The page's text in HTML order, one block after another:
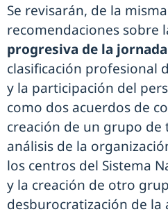
Se revisarán, de la
recomendaciones sobre
progresiva de la
clasificación profesional
y la participación del
como dos acuerdos de
creación de un grupo de
análisis de la
los centros del Sistema
y la creación de otro
desburocratización de la